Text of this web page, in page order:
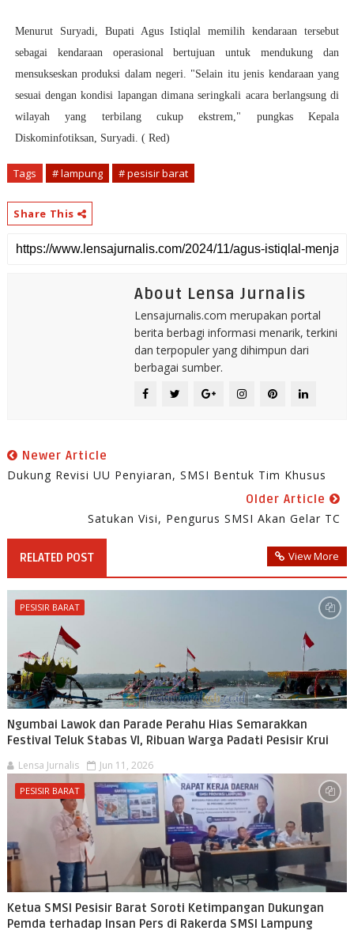
Menurut Suryadi, Bupati Agus Istiqlal memilih kendaraan tersebut
sebagai kendaraan operasional bertujuan untuk mendukung dan
mensukseskan produksi dalam negeri. "Selain itu jenis kendaraan yang
sesuai dengan kondisi lapangan dimana seringkali acara berlangsung di
wilayah yang terbilang cukup ekstrem," pungkas Kepala
Diskominfotiksan, Suryadi. ( Red)
Tags # lampung # pesisir barat
Share This
About Lensa Jurnalis
Lensajurnalis.com merupakan portal
berita berbagi informasi menarik, terkini
dan terpopuler yang dihimpun dari
berbagai sumber.
Newer Article
Dukung Revisi UU Penyiaran, SMSI Bentuk Tim Khusus
Older Article
Satukan Visi, Pengurus SMSI Akan Gelar TC
RELATED POST View More
PESISIR BARAT
Ngumbai Lawok dan Parade Perahu Hias Semarakkan
Festival Teluk Stabas VI, Ribuan Warga Padati Pesisir Krui
Lensa Jurnalis Jun 11, 2026
PESISIR BARAT
Ketua SMSI Pesisir Barat Soroti Ketimpangan Dukungan
Pemda terhadap Insan Pers di Rakerda SMSI Lampung